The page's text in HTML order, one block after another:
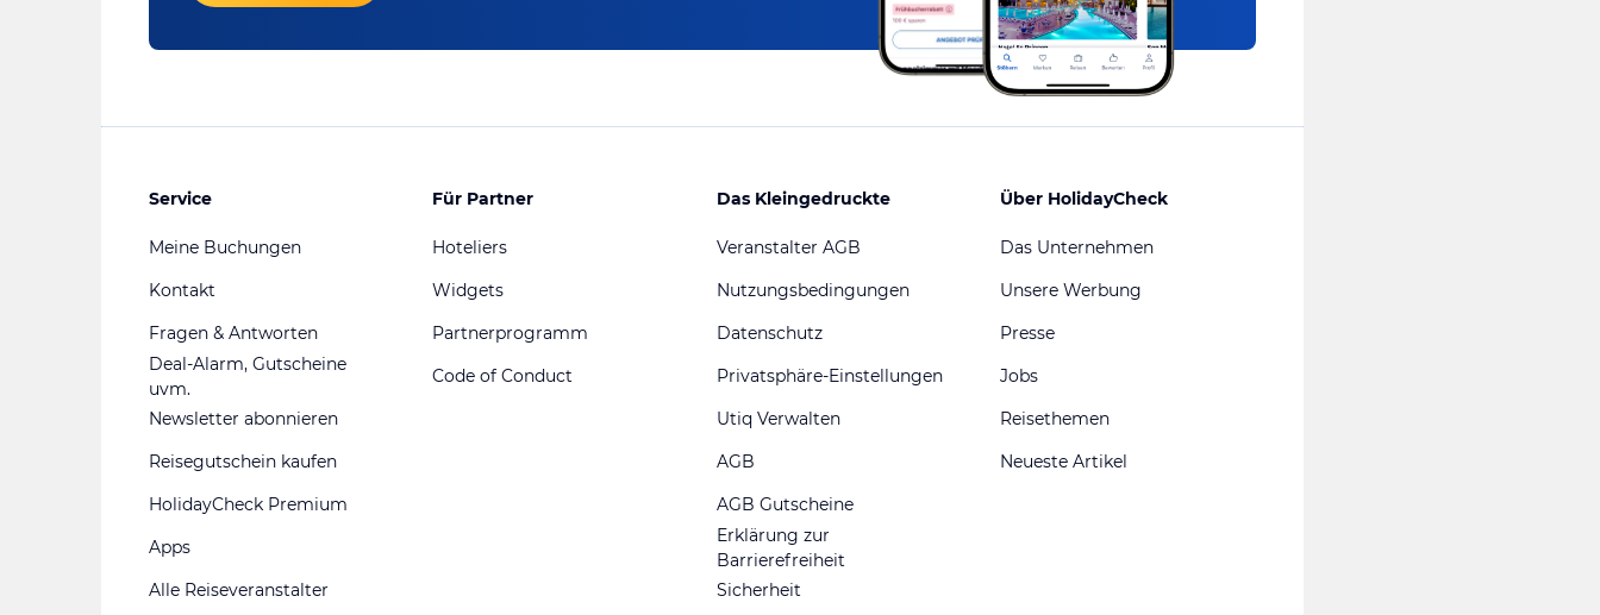
Service
Meine Buchungen
Kontakt
Fragen & Antworten
Deal-Alarm, Gutscheine
uvm.
Newsletter abonnieren
Reisegutschein kaufen
HolidayCheck Premium
Apps
Alle Reiseveranstalter
Für Partner
Hoteliers
Widgets
Partnerprogramm
Code of Conduct
Das Kleingedruckte
Veranstalter AGB
Nutzungsbedingungen
Datenschutz
Privatsphäre-Einstellungen
Utiq Verwalten
AGB
AGB Gutscheine
Erklärung zur
Barrierefreiheit
Sicherheit
Über HolidayCheck
Das Unternehmen
Unsere Werbung
Presse
Jobs
Reisethemen
Neueste Artikel